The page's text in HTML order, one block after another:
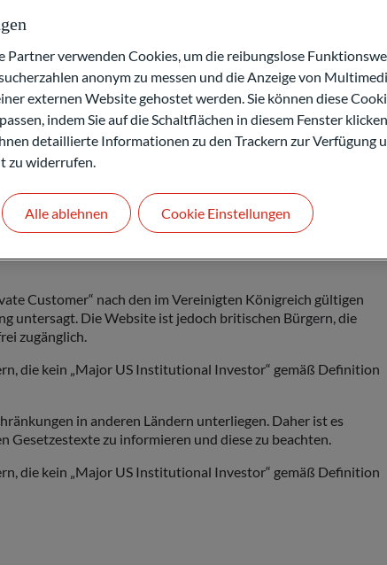
(nachstehend der „Anwender“) damit einverstanden, dass
die „rechtlichen Hinweise“) geregelt wird.
Hinweise mit Angabe des letzten
muss folglich regelmäßig die Website überprüfen, um
Hinweise informiert zu bleiben.
Customer“ nach den im Vereinigten Königreich gültigen
untersagt. Die Website ist jedoch britischen Bürgern, die
zugänglich.
die kein „Major US Institutional Investor“ gemäß Definition
in anderen Ländern unterliegen. Daher ist es
Gesetzestexte zu informieren und diese zu beachten.
die kein „Major US Institutional Investor“ gemäß Definition
Partner verwenden Cookies, um die reibungslose
anonym zu messen und die Anzeige von
externen Website gehostet werden. Sie können diese
indem Sie auf die Schaltflächen in diesem Fenster
detaillierte Informationen zu den Trackern zur Verfügung
zu widerrufen.
Alle ablehnen Cookie Einstellungen